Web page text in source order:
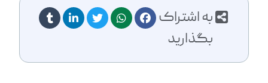
به اشتراک
بگذارید